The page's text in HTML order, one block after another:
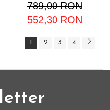
789,00 RON
552,30 RON
1 2 3 4